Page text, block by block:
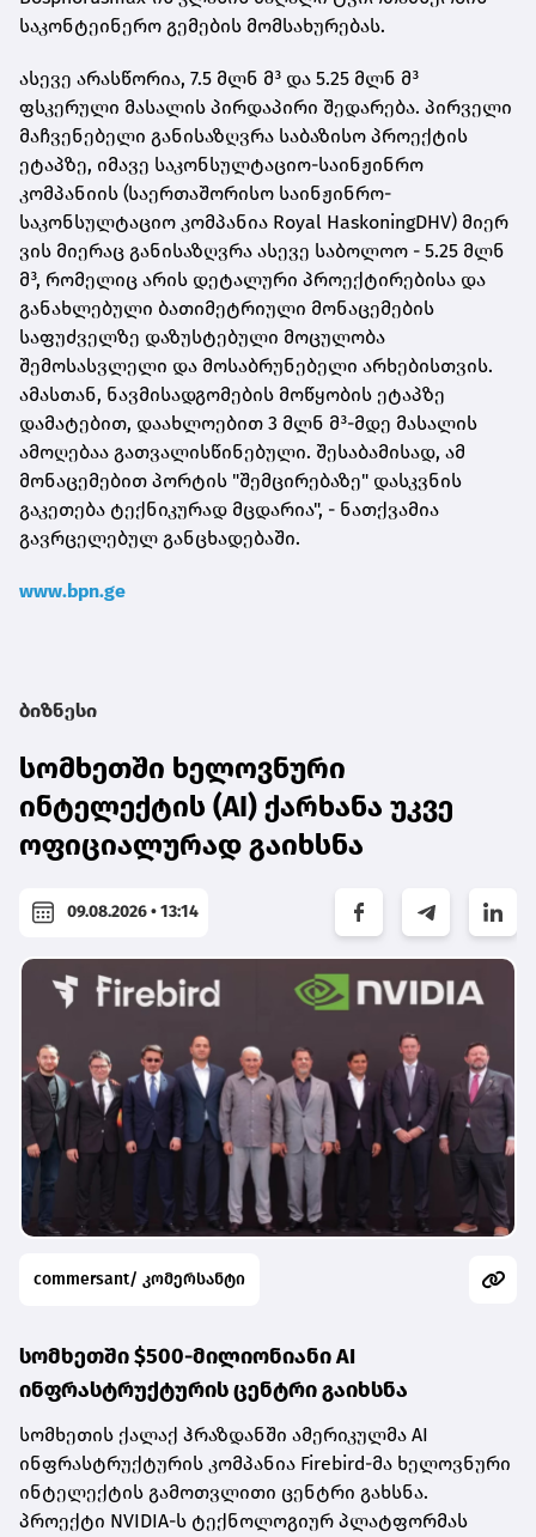
საკონტეინერო გემების მომსახურებას.
ასევე არასწორია, 7.5 მლნ მ³ და 5.25 მლნ მ³
ფსკერული მასალის პირდაპირი შედარება. პირველი
მაჩვენებელი განისაზღვრა საბაზისო პროექტის
ეტაპზე, იმავე საკონსულტაციო-საინჟინრო
კომპანიის (საერთაშორისო საინჟინრო-
საკონსულტაციო კომპანია Royal HaskoningDHV) მიერ
ვის მიერაც განისაზღვრა ასევე საბოლოო - 5.25 მლნ
მ³, რომელიც არის დეტალური პროექტირებისა და
განახლებული ბათიმეტრიული მონაცემების
საფუძველზე დაზუსტებული მოცულობა
შემოსასვლელი და მოსაბრუნებელი არხებისთვის.
ამასთან, ნავმისადგომების მოწყობის ეტაპზე
დამატებით, დაახლოებით 3 მლნ მ³-მდე მასალის
ამოღებაა გათვალისწინებული. შესაბამისად, ამ
მონაცემებით პორტის "შემცირებაზე" დასკვნის
გაკეთება ტექნიკურად მცდარია", - ნათქვამია
გავრცელებულ განცხადებაში.
www.bpn.ge
ბიზნესი
სომხეთში ხელოვნური
ინტელექტის (AI) ქარხანა უკვე
ოფიციალურად გაიხსნა
09.08.2026 • 13:14
commersant/ კომერსანტი
სომხეთში $500-მილიონიანი AI
ინფრასტრუქტურის ცენტრი გაიხსნა
სომხეთის ქალაქ ჰრაზდანში ამერიკულმა AI
ინფრასტრუქტურის კომპანია Firebird-მა ხელოვნური
ინტელექტის გამოთვლითი ცენტრი გახსნა.
პროექტი NVIDIA-ს ტექნოლოგიურ პლატფორმას